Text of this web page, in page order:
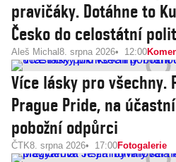
pravičáky. Dotáhne to
Česko do celostátní
Aleš Michal 8. srpna 2026 12:00
Více lásky pro všechny.
Prague Pride, na
pobožní odpůrci
ČTK8. srpna 2026 17:00Fotogalerie